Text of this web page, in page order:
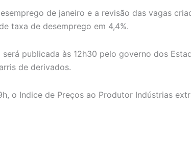
de janeiro e a revisão das vagas
taxa de desemprego em 4,4%.
publicada às 12h30 pelo governo dos
de derivados.
o Indice de Preços ao Produtor Indústrias